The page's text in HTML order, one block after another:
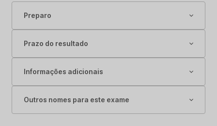
Preparo
Prazo do resultado
Informações adicionais
Outros nomes para este exame